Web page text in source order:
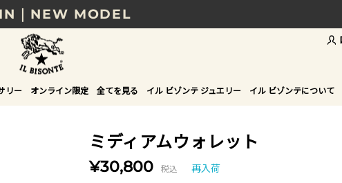
｜NEW MODEL
税込11,000円以上で送料無料
ら選べる、新しいギフトガイド
COLOR LEATHER
リー オンライン限定 全てを見る イル ビゾンテ ジュエリー イル ビゾンテについて
ミディアムウォレット
¥30,800 税込 再入荷